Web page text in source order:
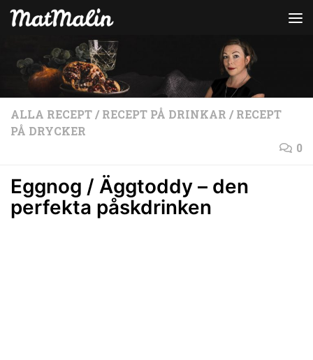
Hoppa till innehåll
ALLA RECEPT/ RECEPT PÅ DRINKAR / RECEPT
PÅ DRYCKER
0
Eggnog / Äggtoddy – den
perfekta påskdrinken